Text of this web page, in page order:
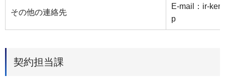
その他の連絡先
E-mail：ir-
p
契約担当課